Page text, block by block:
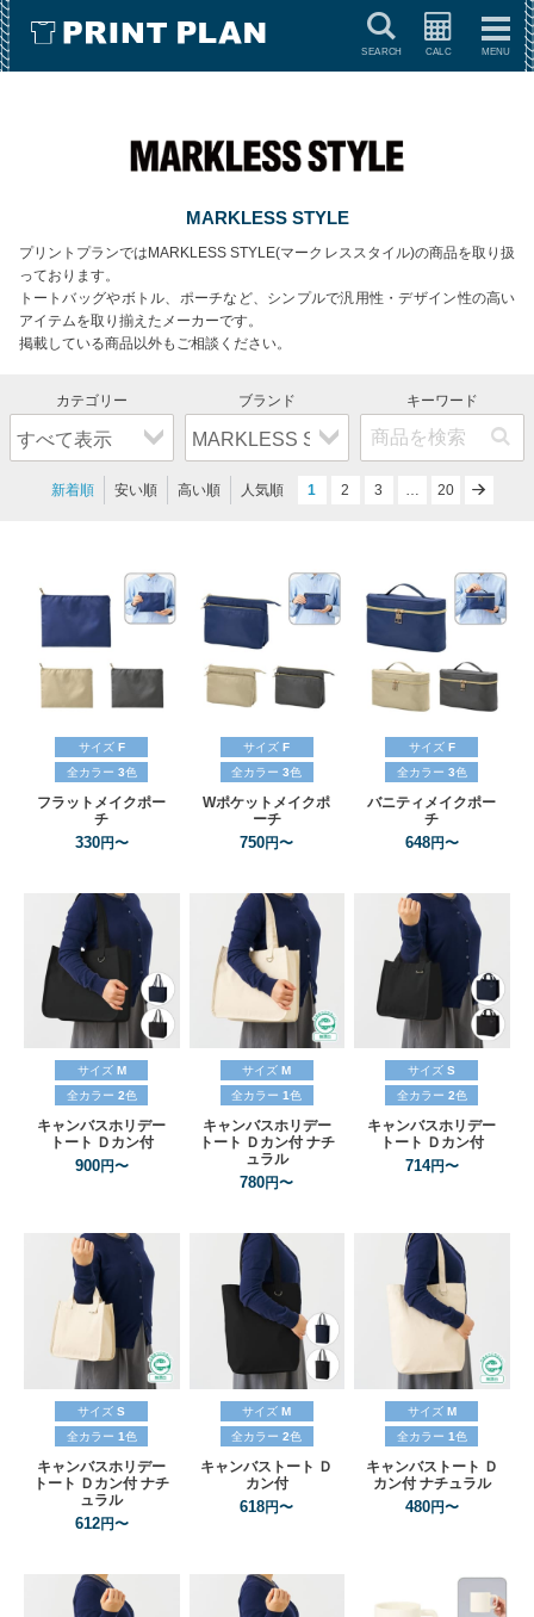
MARKLESS STYLE
プリントプランではMARKLESS STYLE(マークレススタイル)の商品を取り扱
っております。
トートバッグやボトル、ポーチなど、シンプルで汎用性・デザイン性の高い
アイテムを取り揃えたメーカーです。
掲載している商品以外もご相談ください。
新着順 安い順 高い順 人気順 1 2 3 … 20
next
サイズ F
全カラー 3色
フラットメイクポー
チ
330円〜
サイズ F
全カラー 3色
Wポケットメイクポ
ーチ
750円〜
サイズ F
全カラー 3色
バニティメイクポー
チ
648円〜
サイズ M
全カラー 2色
キャンバスホリデー
トート Ｄカン付
900円〜
サイズ M
全カラー 1色
キャンバスホリデー
トート Ｄカン付 ナチ
ュラル
780円〜
サイズ S
全カラー 2色
キャンバスホリデー
トート Ｄカン付
714円〜
サイズ S
全カラー 1色
キャンバスホリデー
トート Ｄカン付 ナチ
ュラル
612円〜
サイズ M
全カラー 2色
キャンバストート Ｄ
カン付
618円〜
サイズ M
全カラー 1色
キャンバストート Ｄ
カン付 ナチュラル
480円〜